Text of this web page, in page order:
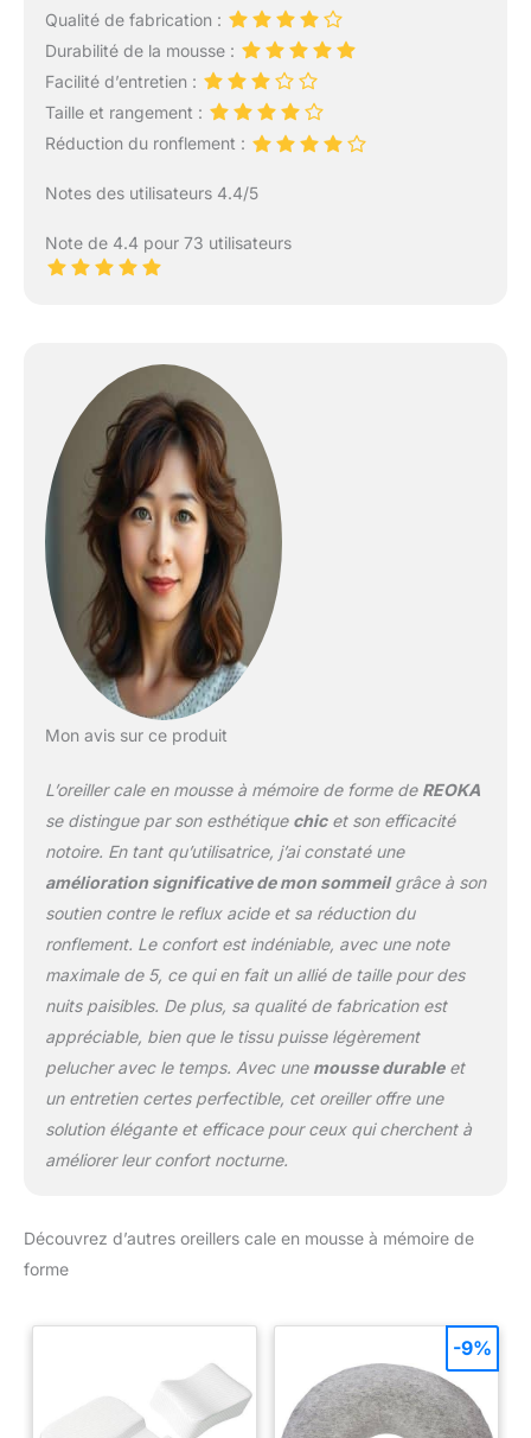
Qualité de fabrication :
Durabilité de la mousse :
Facilité d’entretien :
Taille et rangement :
Réduction du ronflement :
Notes des utilisateurs 4.4/5
Note de 4.4 pour 73 utilisateurs
Mon avis sur ce produit
L’oreiller cale en mousse à mémoire de forme de REOKA
se distingue par son esthétique chicet son efficacité
notoire. En tant qu’utilisatrice, j’ai constaté une
amélioration significative de mon sommeilgrâce à son
soutien contre le reflux acide et sa réduction du
ronflement. Le confort est indéniable, avec une note
maximale de 5, ce qui en fait un allié de taille pour des
nuits paisibles. De plus, sa qualité de fabrication est
appréciable, bien que le tissu puisse légèrement
pelucher avec le temps. Avec une mousse durableet
un entretien certes perfectible, cet oreiller offre une
solution élégante et efficace pour ceux qui cherchent à
améliorer leur confort nocturne.
Découvrez d’autres oreillers cale en mousse à mémoire de
forme
-9%